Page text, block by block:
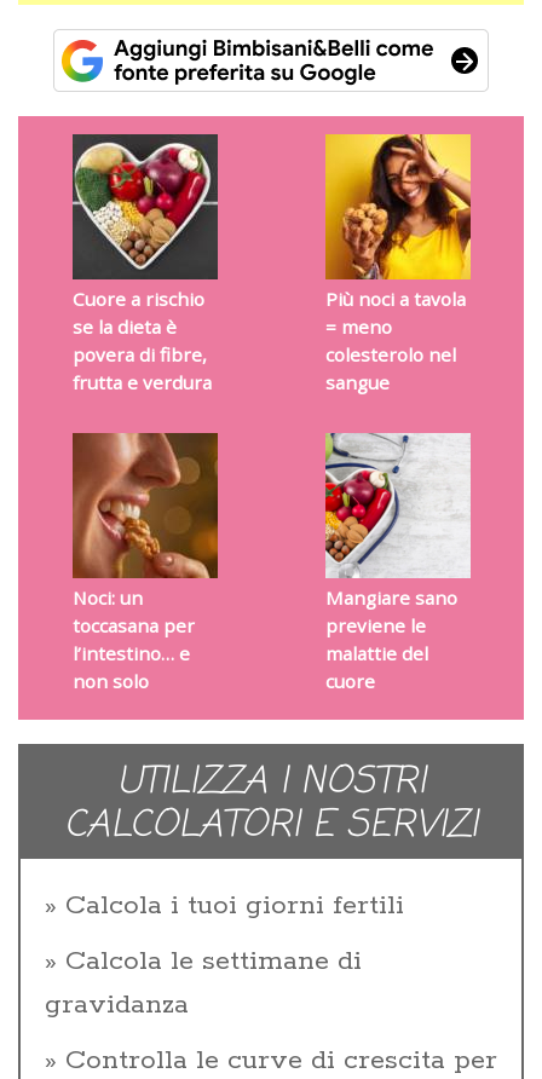
Cuore a rischio
se la dieta è
povera di fibre,
frutta e verdura
Più noci a tavola
= meno
colesterolo nel
sangue
Noci: un
toccasana per
l’intestino… e
non solo
Mangiare sano
previene le
malattie del
cuore
UTILIZZA I NOSTRI
CALCOLATORI E SERVIZI
Calcola i tuoi giorni fertili
Calcola le settimane di
gravidanza
Controlla le curve di crescita per